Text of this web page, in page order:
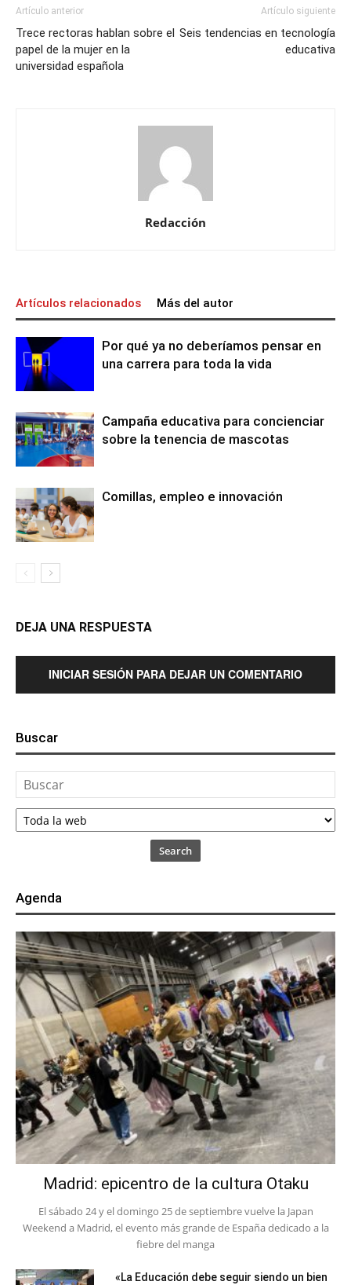
Artículo anterior
Trece rectoras hablan sobre el
papel de la mujer en la
universidad española
Artículo siguiente
Seis tendencias en tecnología
educativa
Redacción
Artículos relacionados Más del autor
Por qué ya no deberíamos pensar en
una carrera para toda la vida
Campaña educativa para concienciar
sobre la tenencia de mascotas
Comillas, empleo e innovación
DEJA UNA RESPUESTA
INICIAR SESIÓN PARA DEJAR UN COMENTARIO
Buscar
Search
Agenda
Madrid: epicentro de la cultura Otaku
El sábado 24 y el domingo 25 de septiembre vuelve la Japan
Weekend a Madrid, el evento más grande de España dedicado a la
fiebre del manga
«La Educación debe seguir siendo un bien